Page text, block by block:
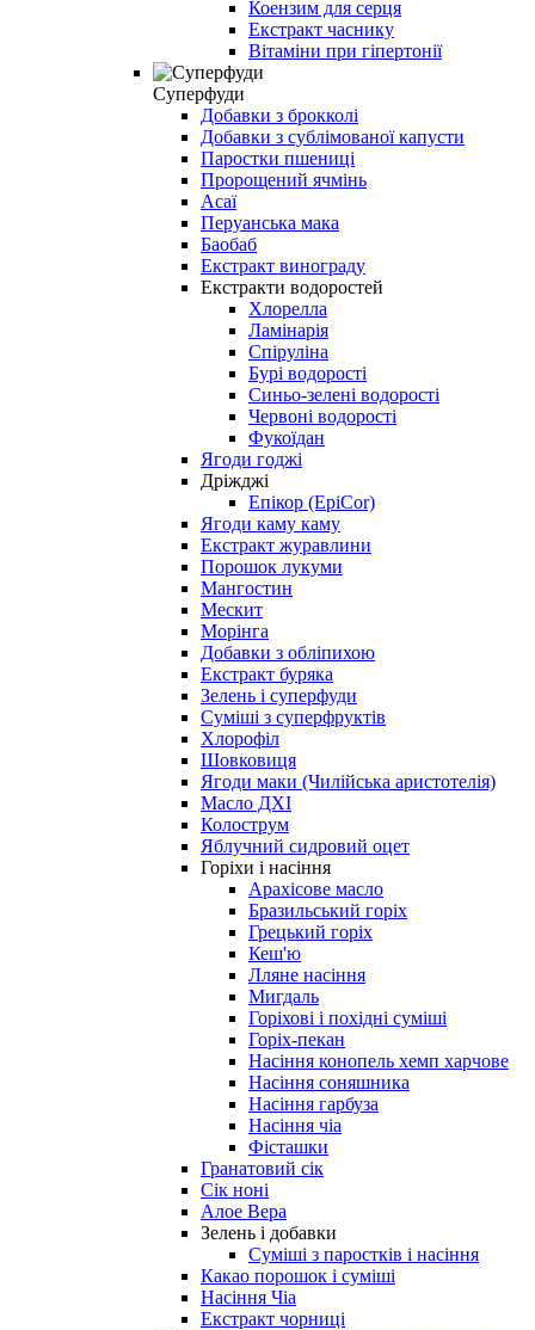
Коензим для серця
Екстракт часнику
Вітаміни при гіпертонії
Суперфуди
Добавки з брокколі
Добавки з сублімованої капусти
Паростки пшениці
Пророщений ячмінь
Асаї
Перуанська мака
Баобаб
Екстракт винограду
Екстракти водоростей
Хлорелла
Ламінарія
Спіруліна
Бурі водорості
Синьо-зелені водорості
Червоні водорості
Фукоїдан
Ягоди годжі
Дріжджі
Епікор (EpiCor)
Ягоди каму каму
Екстракт журавлини
Порошок лукуми
Мангостин
Мескит
Морінга
Добавки з обліпихою
Екстракт буряка
Зелень і суперфуди
Суміші з суперфруктів
Хлорофіл
Шовковиця
Ягоди маки (Чилійська аристотелія)
Масло ДХІ
Колострум
Яблучний сидровий оцет
Горіхи і насіння
Арахісове масло
Бразильський горіх
Грецький горіх
Кеш'ю
Лляне насіння
Мигдаль
Горіхові і похідні суміші
Горіх-пекан
Насіння конопель хемп харчове
Насіння соняшника
Насіння гарбуза
Насіння чіа
Фісташки
Гранатовий сік
Сік ноні
Алое Вера
Зелень і добавки
Суміші з паростків і насіння
Какао порошок і суміші
Насіння Чіа
Екстракт чорниці